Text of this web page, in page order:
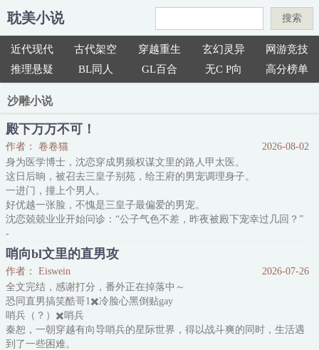
耽美小说 搜索
近代现代 古代架空 穿越重生 玄幻灵异
网游竞技
推理悬疑
BL同人 GL百合 无C P向 高分榜单
沙雕小说
殿下万万不可！
作者： 卷卷猫
2026-08-02
身为医学博士，沈恋穿成男频权谋文里的路人甲太医。
这日后晌，被召去三皇子别苑，给王府的男宠调理身子。
一进门，撞上个男人。
好优越一张脸，不愧是三皇子最偏爱的男宠。
沈恋兢兢业业开始问诊：“公子气色不差，昨夜被殿下宠幸过几回？”
-
祁王在三皇子府上商议边防军政。
出门透透风，碰上个狂徒，上来就问他昨晚被他三哥宠幸过几回。
是个太医，误把他当成了三哥的男宠。
本也不至于开杀戒，但小太医诊断他肾虚。
这些个庸医。
怎么混进太医院的。
起点龙傲天，可以血流成河，可以奄奄一息，但绝不能肾
哨向bl文里的直男攻
作者： Eiswein
2026-07-26
全文完结，感谢打分，番外正在掉落中～
恐同直男搞笑酷哥1✖️冷脸心黑倒贴gay
哨兵（？）✖️哨兵
秦恕，一朝穿越有向导哨兵的星际世界，得以战斗爽的同时，生活遇
到了一些困难。